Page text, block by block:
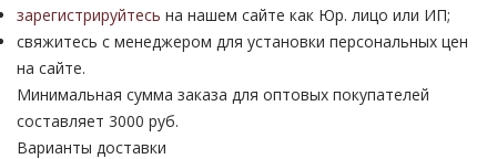
зарегистрируйтесь на нашем сайте как Юр. лицо или ИП;
свяжитесь с менеджером для установки персональных цен
на сайте.
Минимальная сумма заказа для оптовых покупателей
составляет 3000 руб.
Варианты доставки